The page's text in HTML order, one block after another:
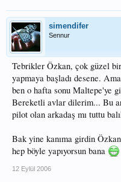
simendifer
Sennur
Tebrikler Özkan, çok güzel
yapmaya başladı desene.
ben o hafta sonu Maltepe'ye
Bereketli avlar dilerim... Bu
pilot olan arkadaş mı tuttu
Bak yine kanıma girdin
hep böyle yapıyorsun bana
12 Eylül 2006